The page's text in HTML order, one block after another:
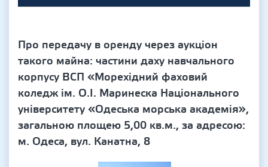
Про передачу в оренду через аукціон
такого майна: частини даху навчального
корпусу ВСП «Морехідний фаховий
коледж ім. О.І. Маринеска Національного
університету «Одеська морська академія»,
загальною площею 5,00 кв.м., за адресою:
м. Одеса, вул. Канатна, 8